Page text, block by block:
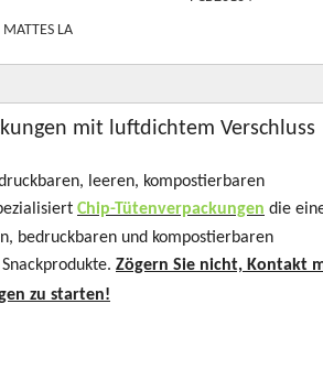
LA
mit luftdichtem Verschluss
leeren, kompostierbaren
Chip-Tütenverpackungen die
bedruckbaren und kompostierbaren
Zögern Sie nicht, Kontakt
zu starten!